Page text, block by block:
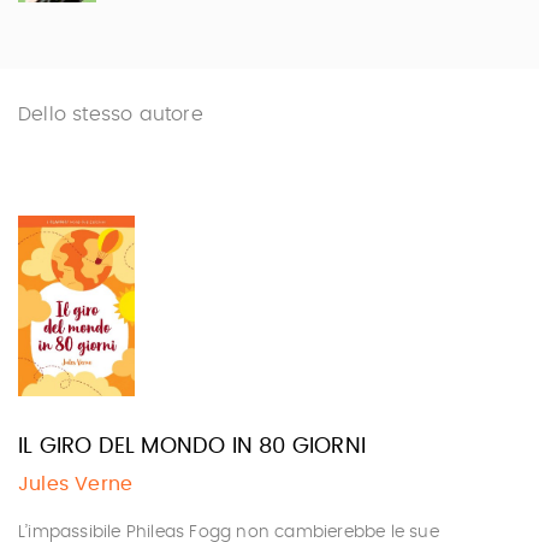
Dello stesso autore
IL GIRO DEL MONDO IN 80 GIORNI
Jules Verne
L’impassibile Phileas Fogg non cambierebbe le sue